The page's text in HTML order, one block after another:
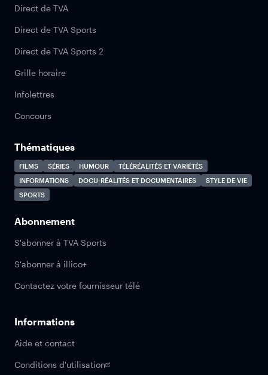
Direct de TVA
Direct de TVA Sports
Direct de TVA Sports 2
Grille horaire
Infolettres
Concours
Thématiques
FILMS SÉRIES HUMOUR
TÉLÉRÉALITÉS ET VARIÉTÉS
INFORMATIONS
DOCU-RÉALITÉS ET DOCUMENTAIRES
STYLE DE VIE
SPORTS
Abonnement
S'abonner à TVA Sports
S'abonner à illico+
Contactez votre fournisseur télé
Informations
Aide et contact
Conditions d'utilisation